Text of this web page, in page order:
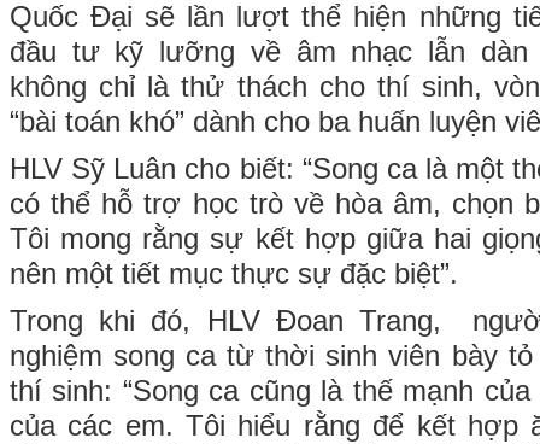
Quốc Đại sẽ lần lượt thể hiện những
đầu tư kỹ lưỡng về âm nhạc lẫn dàn
không chỉ là thử thách cho thí sinh,
“bài toán khó” dành cho ba huấn luyện
HLV Sỹ Luân cho biết: “Song ca là một
có thể hỗ trợ học trò về hòa âm, chọn
Tôi mong rằng sự kết hợp giữa hai
nên một tiết mục thực sự đặc biệt”.
Trong khi đó, HLV Đoan Trang,
nghiệm song ca từ thời sinh viên bày
thí sinh: “Song ca cũng là thế mạnh
của các em. Tôi hiểu rằng để kết hợp